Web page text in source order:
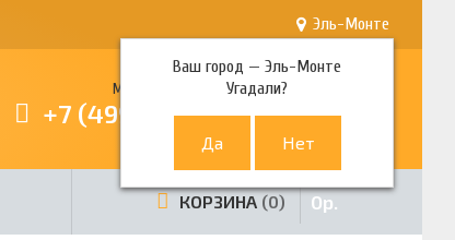
Эль-Монте
Ваш город —Эль-Монте
Угадали?
Многоканальный телефон
+7 (499) 380-80-80
КОРЗИНА 0 0р.